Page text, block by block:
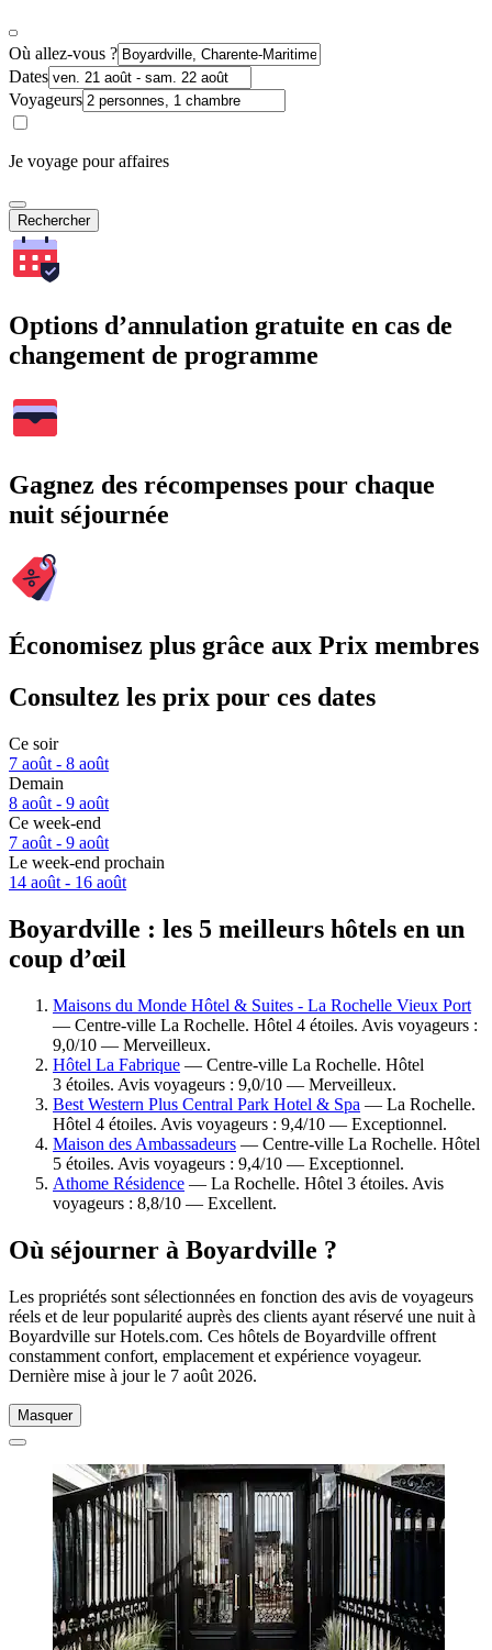
Où allez-vous ?
Dates
Voyageurs
Je voyage pour affaires
Rechercher
Options d’annulation gratuite en cas de
changement de programme
Gagnez des récompenses pour chaque
nuit séjournée
Économisez plus grâce aux Prix membres
Consultez les prix pour ces dates
Ce soir
7 août - 8 août
Demain
8 août - 9 août
Ce week-end
7 août - 9 août
Le week-end prochain
14 août - 16 août
Boyardville : les 5 meilleurs hôtels en un
coup d’œil
Maisons du Monde Hôtel & Suites - La Rochelle Vieux Port
— Centre-ville La Rochelle. Hôtel 4 étoiles. Avis voyageurs :
9,0/10 — Merveilleux.
Hôtel La Fabrique — Centre-ville La Rochelle. Hôtel
3 étoiles. Avis voyageurs : 9,0/10 — Merveilleux.
Best Western Plus Central Park Hotel & Spa — La Rochelle.
Hôtel 4 étoiles. Avis voyageurs : 9,4/10 — Exceptionnel.
Maison des Ambassadeurs — Centre-ville La Rochelle. Hôtel
5 étoiles. Avis voyageurs : 9,4/10 — Exceptionnel.
Athome Résidence — La Rochelle. Hôtel 3 étoiles. Avis
voyageurs : 8,8/10 — Excellent.
Où séjourner à Boyardville ?
Les propriétés sont sélectionnées en fonction des avis de voyageurs
réels et de leur popularité auprès des clients ayant réservé une nuit à
Boyardville sur Hotels.com. Ces hôtels de Boyardville offrent
constamment confort, emplacement et expérience voyageur.
Dernière mise à jour le 7 août 2026.
Masquer